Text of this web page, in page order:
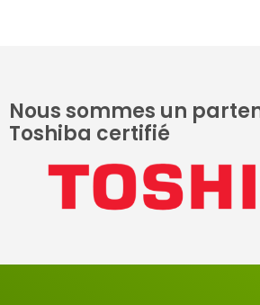
Nous sommes un
Toshiba certifié